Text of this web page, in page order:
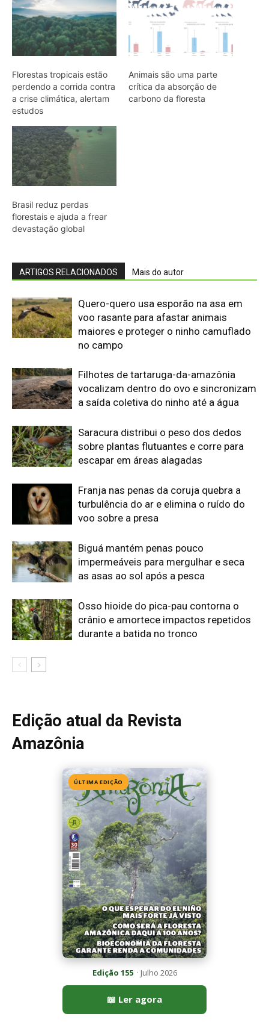
Brasil reduz perdas
florestais e ajuda a frear
devastação global
ARTIGOS RELACIONADOS Mais do autor
Quero-quero usa esporão na asa em
maiores e proteger o ninho camuflado
no campo
a saída coletiva do ninho até a água
Saracura distribui o peso dos dedos
escapar em áreas alagadas
turbulência do ar e elimina o ruído do
voo sobre a presa
Biguá mantém penas pouco
as asas ao sol após a pesca
Osso hioide do pica-pau contorna o
durante a batida no tronco
Edição atual da Revista
Amazônia
Edição 155· Julho 2026
📖 Ler agora
Mais lidas da semana